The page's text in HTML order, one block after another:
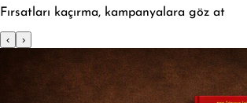
Fırsatları kaçırma, kampanyalara göz at
‹ ›